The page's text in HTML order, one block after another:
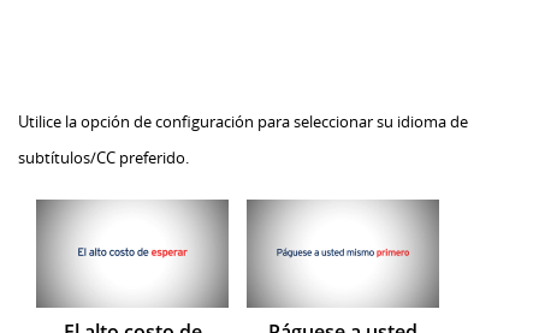
Utilice la opción de configuración para seleccionar su idioma de
subtítulos/CC preferido.